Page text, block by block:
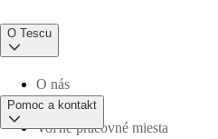
O Tescu
O nás
Voľné pracovné miesta
Pomoc a kontakt